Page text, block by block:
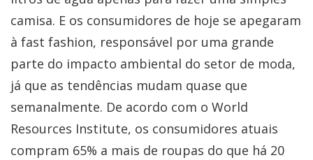
camisa. E os consumidores de hoje se apegaram
à fast fashion, responsável por uma grande
parte do impacto ambiental do setor de moda,
já que as tendências mudam quase que
semanalmente. De acordo com o World
Resources Institute, os consumidores atuais
compram 65% a mais de roupas do que há 20